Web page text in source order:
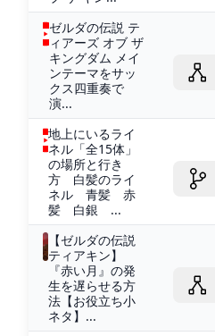
ゼルダの伝説 テ
ィアーズ オブ ザ
キングダム メイ
ンテーマをサッ
クス四重奏で
演...
地上にいるライ
ネル「全15体」
の場所と行き
方 白髪のライ
ネル 青髪 赤
髪 白銀 ...
【ゼルダの伝説
ティアキン】
『赤い月』の発
生を遅らせる方
法【お役立ち小
ネタ】...